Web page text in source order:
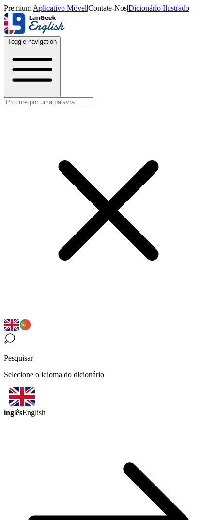
Premium|Aplicativo Móvel|Contate-Nos|Dicionário Ilustrado
Toggle navigation
Pesquisar
Selecione o idioma do dicionário
inglêsEnglish